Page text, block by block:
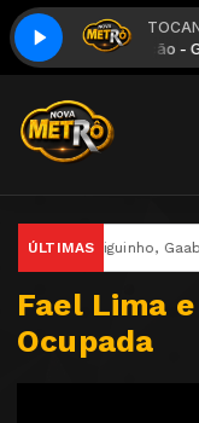
Não Tem Coração -
ÚLTIMAS
Rodriguinho, Gaab,
Fael Lima
Ocupada